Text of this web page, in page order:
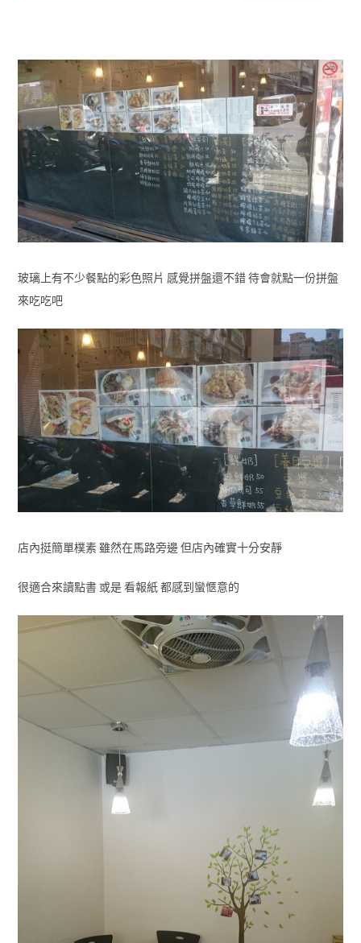
玻璃上有不少餐點的彩色照片 感覺拼盤還不錯 待會就點一份拼盤
來吃吃吧
店內挺簡單樸素 雖然在馬路旁邊 但店內確實十分安靜
很適合來讀點書 或是 看報紙 都感到蠻愜意的